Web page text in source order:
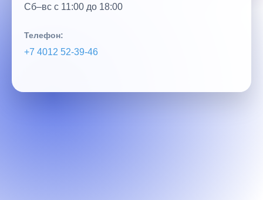
Сб–вс с 11:00 до 18:00
Телефон:
+7 4012 52‑39‑46